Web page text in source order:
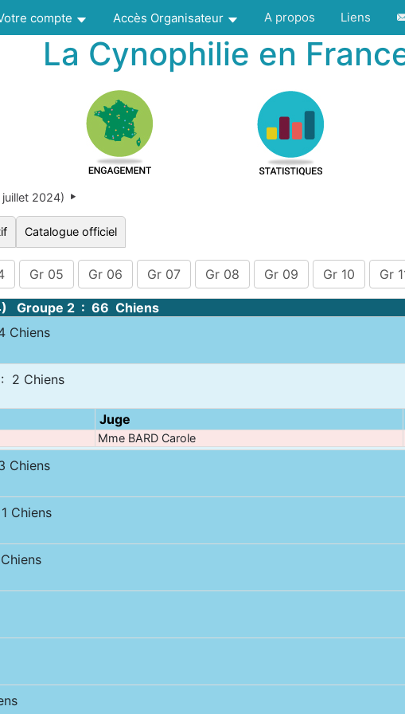
compte Accès Organisateur A propos Liens
La Cynophilie en
juillet 2024)
Catalogue officiel
Gr 05 Gr 06 Gr 07 Gr 08 Gr 09 Gr 10 Gr
Groupe 2 : 66 Chiens
Chiens
2 Chiens
Juge
Mme BARD Carole
Chiens
Chiens